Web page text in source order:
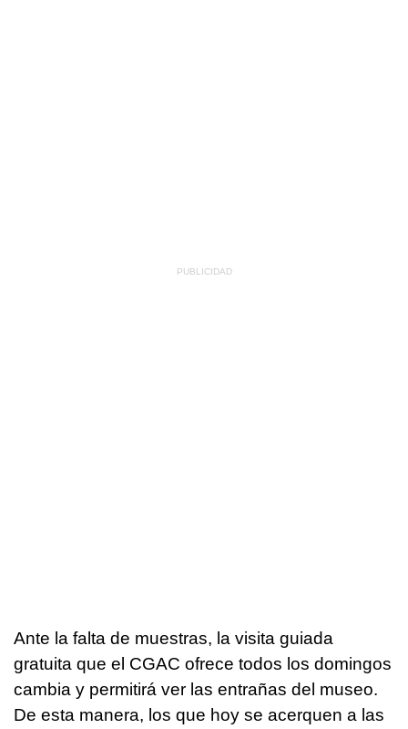
Ante la falta de muestras, la visita guiada
gratuita que el CGAC ofrece todos los domingos
cambia y permitirá ver las entrañas del museo.
De esta manera, los que hoy se acerquen a las